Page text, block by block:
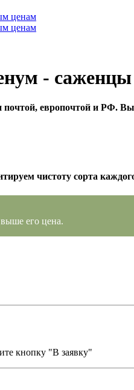
-
европочтой и РФ.
чистоту сорта
его цена.
кнопку "В заявку"